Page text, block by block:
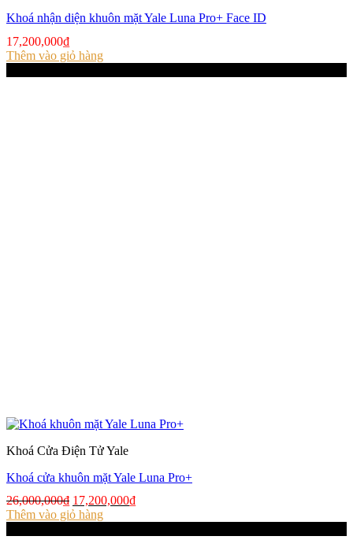
Khoá nhận diện khuôn mặt Yale Luna Pro+ Face ID
17,200,000₫
Thêm vào giỏ hàng
Khoá Cửa Điện Tử Yale
Khoá cửa khuôn mặt Yale Luna Pro+
26,000,000₫ Giá
gốc
17,200,000₫Giá
Thêm vào giỏ hàng